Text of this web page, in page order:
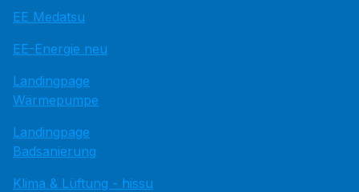
EE Medatsu
EE-Energie neu
Landingpage
Wärmepumpe
Landingpage
Badsanierung
Klima & Lüftung - hissu